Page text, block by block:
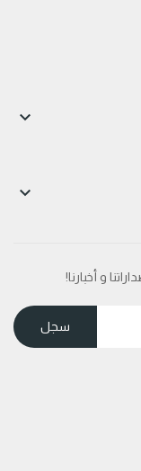


و أخبارنا!